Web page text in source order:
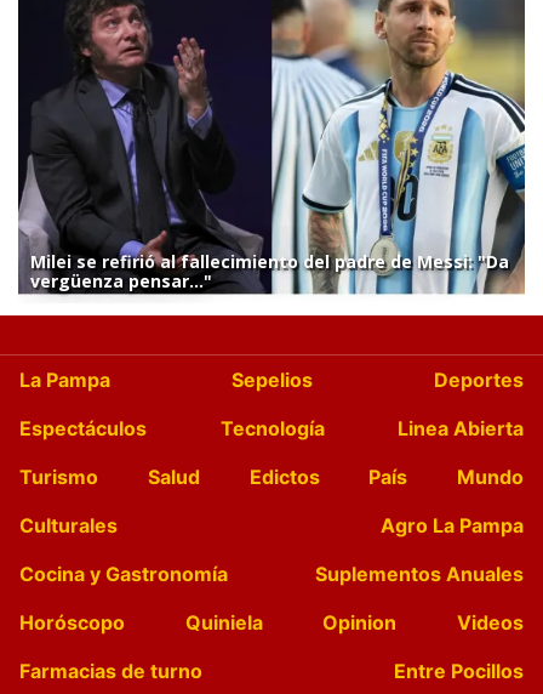
Milei se refirió al fallecimiento del padre de Messi: "Da
vergüenza pensar..."
La Pampa Sepelios
Deportes
Espectáculos
Tecnología
Linea Abierta
Turismo
Salud Edictos País
Mundo
Culturales
Agro La Pampa
Cocina y Gastronomía
Suplementos Anuales
Horóscopo
Quiniela Opinion
Videos
Farmacias de turno
Entre Pocillos